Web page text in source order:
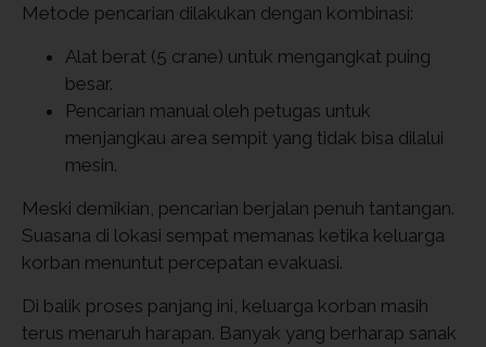
Metode pencarian dilakukan dengan kombinasi:
Alat berat (5 crane) untuk mengangkat puing
besar.
Pencarian manual oleh petugas untuk
menjangkau area sempit yang tidak bisa dilalui
mesin.
Meski demikian, pencarian berjalan penuh tantangan.
Suasana di lokasi sempat memanas ketika keluarga
korban menuntut percepatan evakuasi.
Di balik proses panjang ini, keluarga korban masih
terus menaruh harapan. Banyak yang berharap sanak